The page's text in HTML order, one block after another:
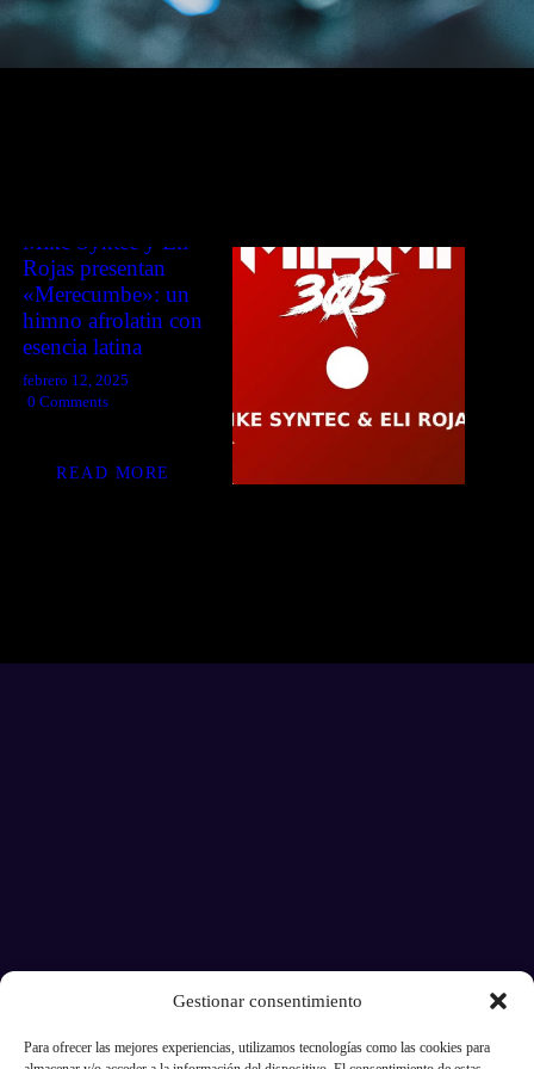
Gestionar consentimiento
Para ofrecer las mejores experiencias, utilizamos tecnologías como las cookies para
NOTICIAS
CONTACTO
Mike Syntec y Eli
Rojas presentan
«Merecumbe»: un
himno afrolatin con
esencia latina
febrero 12, 2025
0 Comments
READ MORE